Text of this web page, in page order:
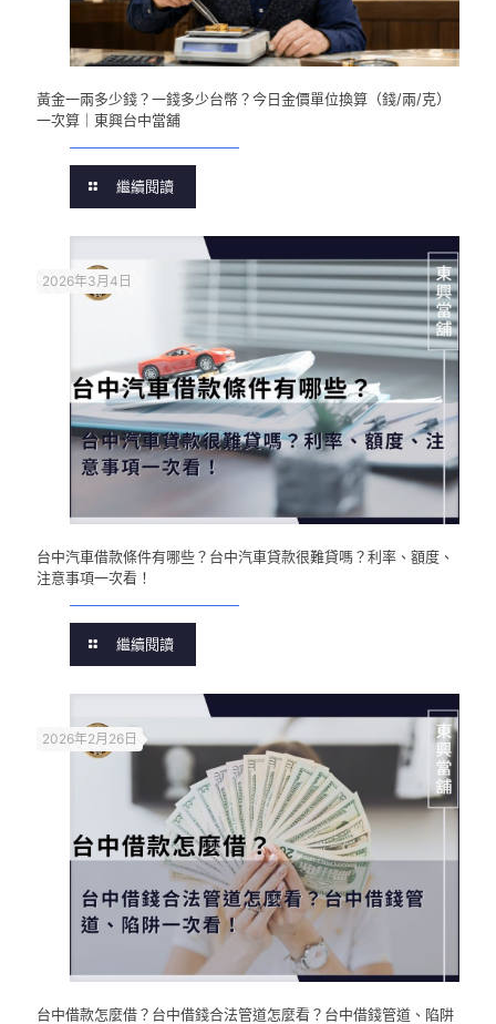
黃金一兩多少錢？一錢多少台幣？今日金價單位換算（錢/兩/克）
一次算｜東興台中當舖
繼續閱讀
2026年3月4日
台中汽車借款條件有哪些？台中汽車貸款很難貸嗎？利率、額度、
注意事項一次看！
繼續閱讀
2026年2月26日
台中借款怎麼借？台中借錢合法管道怎麼看？台中借錢管道、陷阱